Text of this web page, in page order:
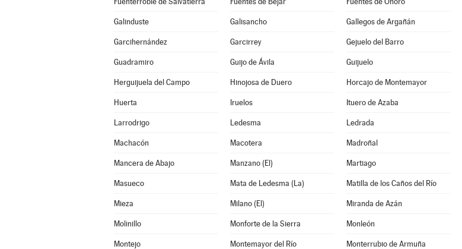
Galinduste Galisancho Gallegos de Argañán
Garcihernández Garcirrey Gejuelo del Barro
Guadramiro Guijo de Ávila Guijuelo
Herguijuela del Campo Hinojosa de Duero Horcajo de Montemayor
Huerta Iruelos Ituero de Azaba
Larrodrigo Ledesma Ledrada
Machacón Macotera Madroñal
Mancera de Abajo Manzano (El) Martiago
Masueco Mata de Ledesma (La) Matilla de los Caños del Río
Mieza Milano (El) Miranda de Azán
Molinillo Monforte de la Sierra Monleón
Montejo Montemayor del Río Monterrubio de Armuña